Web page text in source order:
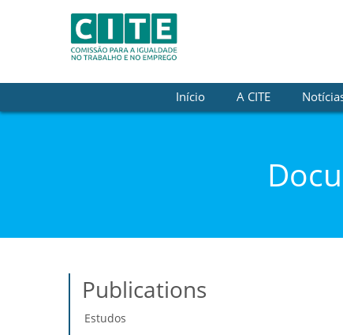
Início A CITE
Publications
Estudos